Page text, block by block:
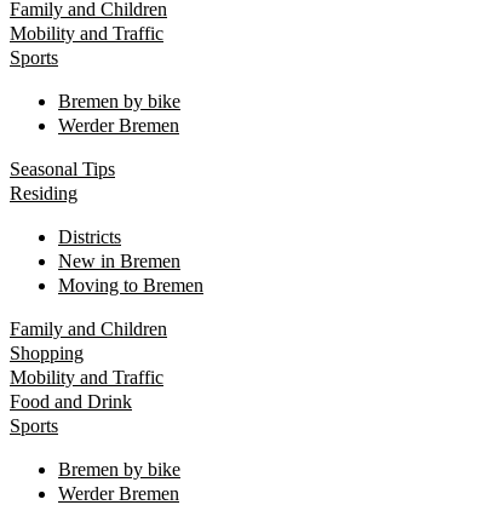
Family and Children
Mobility and Traffic
Sports
Bremen by bike
Werder Bremen
Seasonal Tips
Residing
Districts
New in Bremen
Moving to Bremen
Family and Children
Shopping
Mobility and Traffic
Food and Drink
Sports
Bremen by bike
Werder Bremen